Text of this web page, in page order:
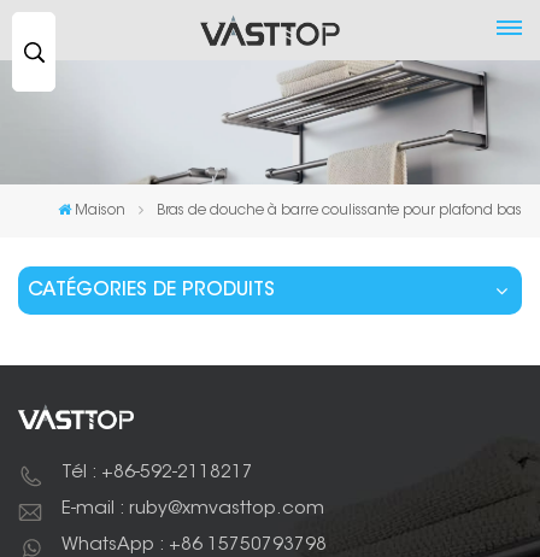
Maison Bras de douche à barre coulissante pour plafond bas
CATÉGORIES DE PRODUITS
Tél : +86-592-2118217
E-mail : ruby@xmvasttop.com
WhatsApp : +86 15750793798